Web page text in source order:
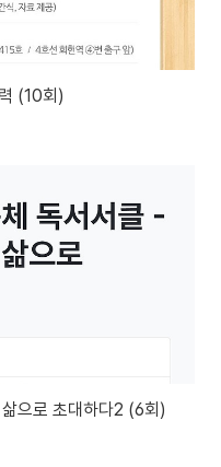
(10회)
으로 초대하다2 (6회)